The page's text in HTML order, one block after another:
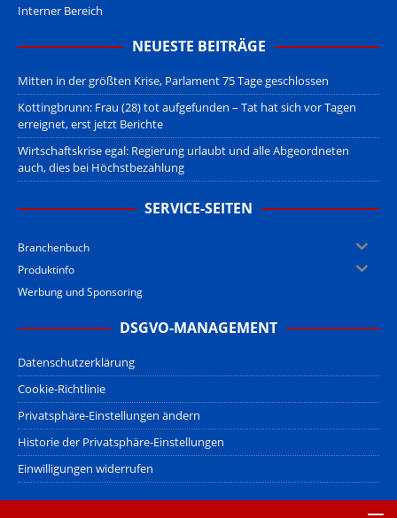
Interner Bereich
NEUESTE BEITRÄGE
Mitten in der größten Krise, Parlament 75 Tage geschlossen
Kottingbrunn: Frau (28) tot aufgefunden – Tat hat sich vor Tagen
erreignet, erst jetzt Berichte
Wirtschaftskrise egal: Regierung urlaubt und alle Abgeordneten
auch, dies bei Höchstbezahlung
SERVICE-SEITEN
Branchenbuch
Produktinfo
Werbung und Sponsoring
DSGVO-MANAGEMENT
Datenschutzerklärung
Cookie-Richtlinie
Privatsphäre-Einstellungen ändern
Historie der Privatsphäre-Einstellungen
Einwilligungen widerrufen